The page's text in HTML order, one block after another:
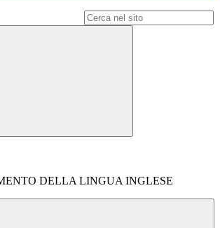
DELLA LINGUA INGLESE